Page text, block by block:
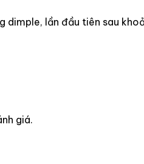
lần đầu tiên sau
giá.